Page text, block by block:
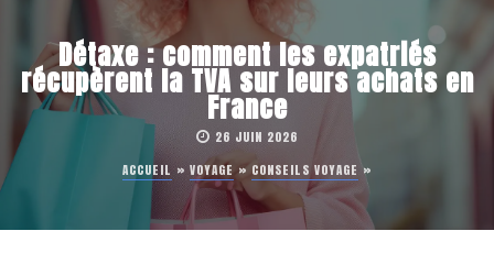
Détaxe : comment les expatriés
récupèrent la TVA sur leurs achats en
France
26 JUIN 2026
ACCUEIL »VOYAGE » CONSEILS VOYAGE »